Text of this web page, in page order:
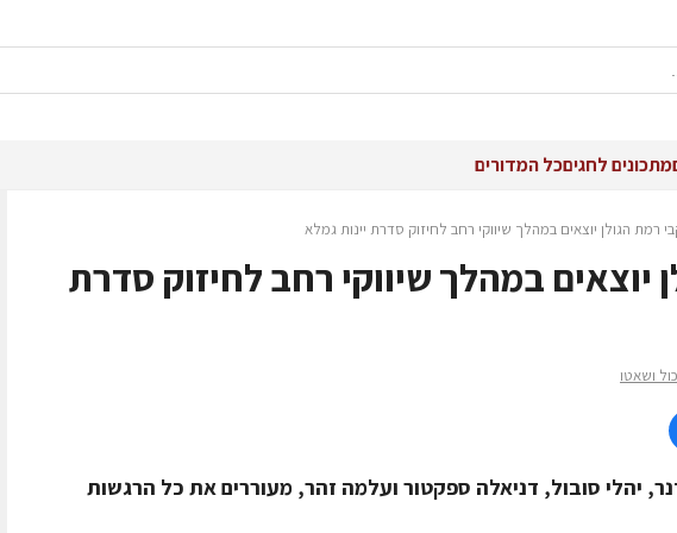
מתכונים לחגיםכל המדורים
רמת הגולן יוצאים במהלך שיווקי רחב לחיזוק סדרת יינות גמלא
יוצאים במהלך שיווקי רחב לחיזוק סדרת
ושאטו
יהלי סובול, דניאלה ספקטור ועלמה זהר, מעוררים את כל הרגשות